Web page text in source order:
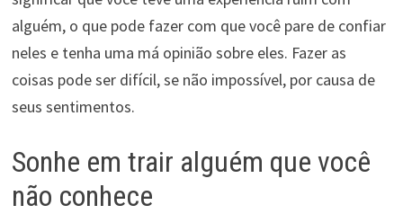
alguém, o que pode fazer com que você pare de confiar
neles e tenha uma má opinião sobre eles. Fazer as
coisas pode ser difícil, se não impossível, por causa de
seus sentimentos.
Sonhe em trair alguém que você
não conhece